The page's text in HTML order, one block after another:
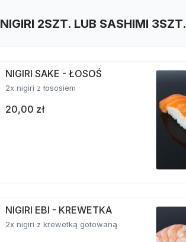
NIGIRI 2SZT. LUB SASHIMI 3SZT.
NIGIRI SAKE - ŁOSOŚ
2x nigiri z łososiem
20,00 zł
NIGIRI EBI - KREWETKA
2x nigiri z krewetką gotowaną